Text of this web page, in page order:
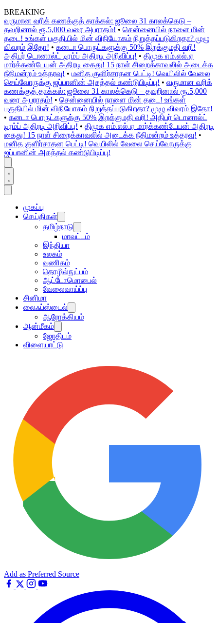
BREAKING
வருமான வரிக் கணக்குத் தாக்கல்: ஜூலை 31 காலக்கெடு –
தவறினால் ரூ.5,000 வரை அபராதம்! • சென்னையில் நாளை மின்
தடை! உங்கள் பகுதியில் மின் விநியோகம் நிறுத்தப்படுகிறதா? முழு
விவரம் இதோ! • கனடா பொருட்களுக்கு 50% இறக்குமதி வரி!
அதிபர் டொனால்ட் டிரம்ப் அதிரடி அறிவிப்பு! • திமுக எம்.எல்.ஏ
மார்க்கண்டேயன் அதிரடி கைது! 15 நாள் சிறைக்காவலில் அடைக்க
நீதிமன்றம் உத்தரவு! • மனித குளிர்சாதன பெட்டி! வெயிலில் வேலை
செய்வோருக்கு ஜப்பானின் அசத்தல் கண்டுபிடிப்பு! • வருமான வரிக்
கணக்குத் தாக்கல்: ஜூலை 31 காலக்கெடு – தவறினால் ரூ.5,000
வரை அபராதம்! • சென்னையில் நாளை மின் தடை! உங்கள்
பகுதியில் மின் விநியோகம் நிறுத்தப்படுகிறதா? முழு விவரம் இதோ!
• கனடா பொருட்களுக்கு 50% இறக்குமதி வரி! அதிபர் டொனால்ட்
டிரம்ப் அதிரடி அறிவிப்பு! • திமுக எம்.எல்.ஏ மார்க்கண்டேயன் அதிரடி
கைது! 15 நாள் சிறைக்காவலில் அடைக்க நீதிமன்றம் உத்தரவு! •
மனித குளிர்சாதன பெட்டி! வெயிலில் வேலை செய்வோருக்கு
ஜப்பானின் அசத்தல் கண்டுபிடிப்பு!
முகப்பு
செய்திகள்
தமிழ்நாடு
மாவட்டம்
இந்தியா
உலகம்
வணிகம்
தொழில்நுட்பம்
ஆட்டோமொபைல்
வேலைவாய்ப்பு
சினிமா
லைஃப்ஸ்டைல்
ஆரோக்கியம்
ஆன்மீகம்
ஜோதிடம்
விளையாட்டு
Add as Preferred Source